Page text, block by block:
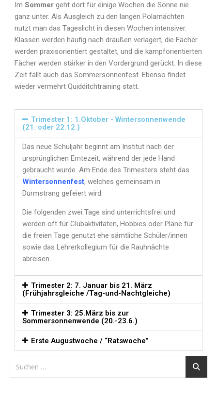
Im Sommer geht dort für einige Wochen die Sonne nie
ganz unter. Als Ausgleich zu den langen Polarnächten
nutzt man das Tageslicht in diesen Wochen intensiver.
Klassen werden häufig nach draußen verlagert, die Fächer
werden praxisorientiert gestaltet, und die kampforientierten
Fächer werden stärker in den Vordergrund gerückt. In diese
Zeit fällt auch das Sommersonnenfest. Ebenso findet
wieder vermehrt Quidditchtraining statt.
Trimester 1: 1.Oktober - Wintersonnenwende
(21. oder 22.12.)
Das neue Schuljahr beginnt am Institut nach der
ursprünglichen Erntezeit, während der jede Hand
gebraucht wurde. Am Ende des Trimesters steht das
Wintersonnenfest, welches gemeinsam in
Durmstrang gefeiert wird.
Die folgenden zwei Tage sind unterrichtsfrei und
werden oft für Clubaktivitäten, Hobbies oder Pläne für
die freien Tage genutzt ehe sämtliche Schüler/innen
sowie das Lehrerkollegium für die Rauhnächte
abreisen.
Trimester 2: 7. Januar bis 21. März
(Frühjahrsgleiche /Tag-und-Nachtgleiche)
Trimester 3: 25.März bis zur
Sommersonnenwende (20.-23.6.)
Erste Augustwoche / “Ratswoche”